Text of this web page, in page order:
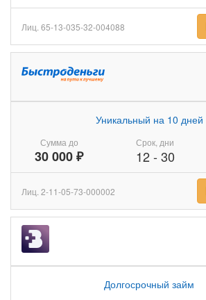
Лиц. 65-13-035-32-004088
Сумма до
30 000 ₽
Уникальный на 10 дней
Срок, дни
12- 30
Лиц. 2-11-05-73-000002
Долгосрочный займ